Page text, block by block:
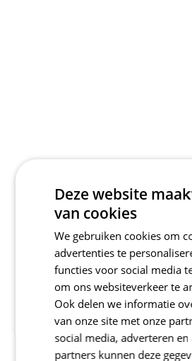
Deze website
van cookies
We gebruiken cookies om
advertenties te
functies voor social media
om ons websiteverkeer te
Ook delen we informatie
van onze site met onze
social media, adverteren en
partners kunnen deze